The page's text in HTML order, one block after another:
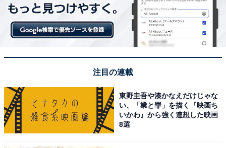
※回答者のコメントは原文ママです
※記事内容は執筆時点のものです。最新の内容をご確認
次ページ
10位までの全ランキング結果を見
注目の連載
東野圭吾や湊かなえだけじゃな
い、「業と罪」を描く『映画ち
いかわ』から強く連想した映画
8選